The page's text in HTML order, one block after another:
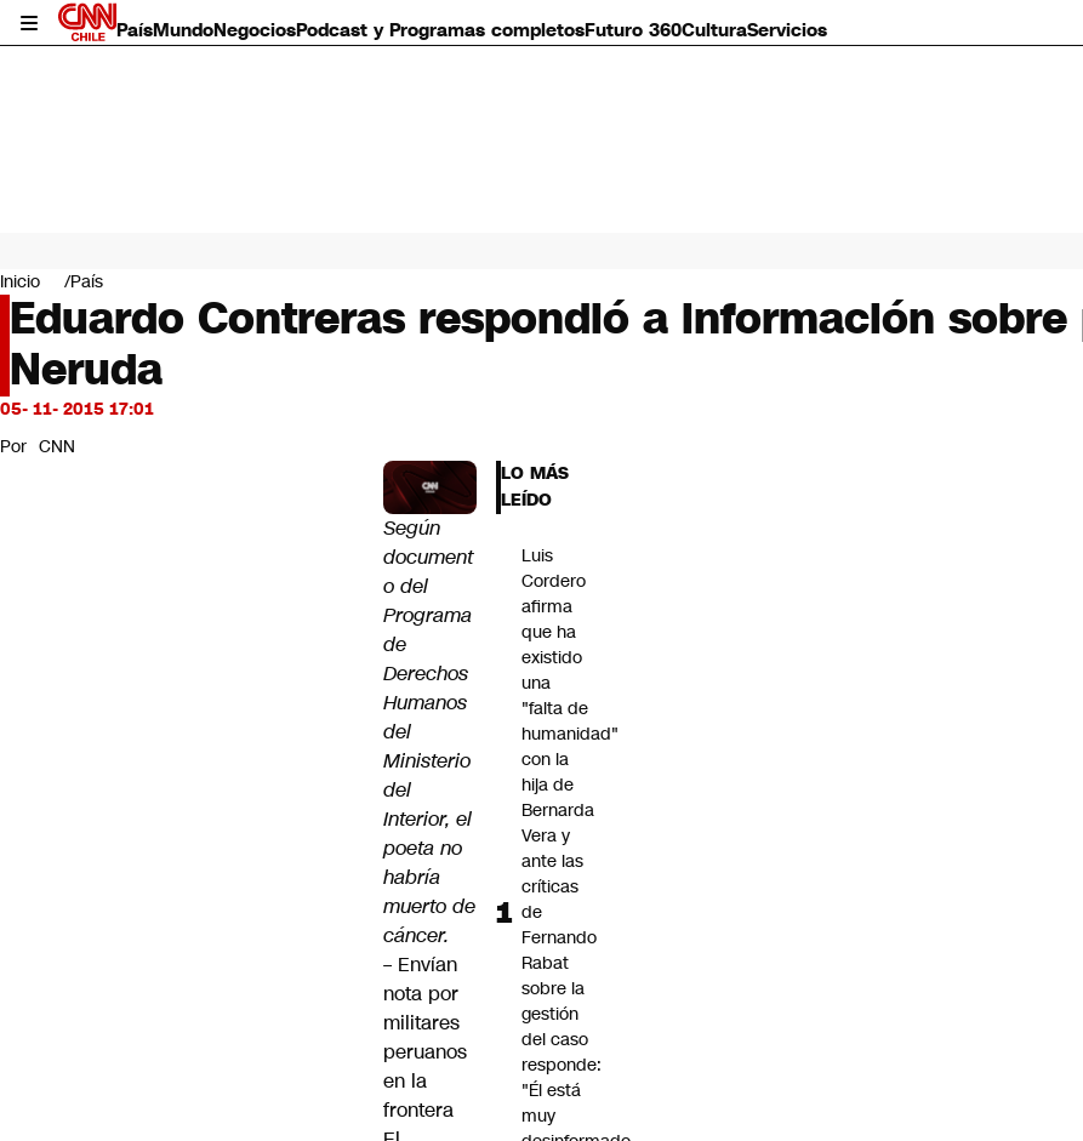
PaísMundoNegociosPodcast y Programas completosFuturo 360CulturaServicios
Mundo
Negocios
Deportes
Programas completos
Cultura
Servicios
Bits
CNN Data
Inicio País
Eduardo Contreras respondió a información
Neruda
05- 11- 2015 17:01
Por CNN
Según
document
o del
Programa
de
Derechos
Humanos
del
Ministerio
del
Interior, el
poeta no
habría
muerto de
cáncer.
– Envían
nota por
militares
peruanos
en la
frontera
LO MÁS
LEÍDO
Luis
Cordero
afirma
que ha
existido
una
"falta de
humanidad"
con la
hija de
Bernarda
Vera y
ante las
críticas
de
Fernando
Rabat
sobre la
gestión
del caso
responde:
"Él está
muy